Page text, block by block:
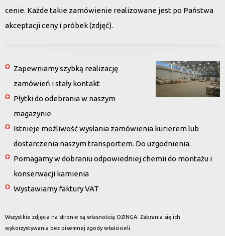
cenie. Każde takie zamówienie realizowane jest po Państwa
akceptacji ceny i próbek (zdjęć).
Zapewniamy szybką realizację
zamówień i stały kontakt
Płytki do odebrania w naszym
magazynie
Istnieje możliwość wysłania zamówienia kurierem lub
dostarczenia naszym transportem. Do uzgodnienia.
Pomagamy w dobraniu odpowiedniej chemii do montażu i
konserwacji kamienia
Wystawiamy faktury VAT
Wszystkie zdjęcia na stronie są własnością OZINGA. Zabrania się ich
wykorzystywania bez pisemnej zgody właścicieli.